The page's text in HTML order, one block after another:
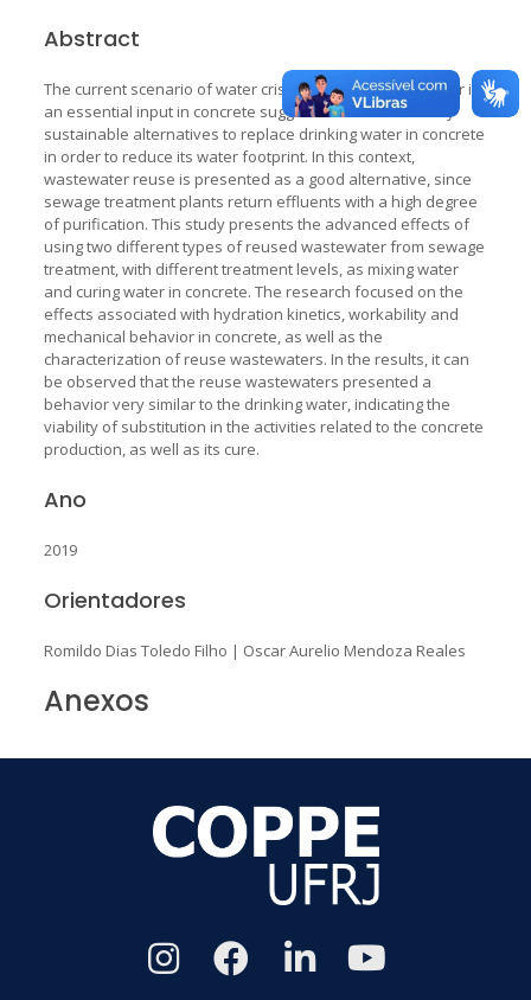
Abstract
The current scenario of water crisis and the fact that water is
an essential input in concrete suggests the need to study
sustainable alternatives to replace drinking water in concrete
in order to reduce its water footprint. In this context,
wastewater reuse is presented as a good alternative, since
sewage treatment plants return effluents with a high degree
of purification. This study presents the advanced effects of
using two different types of reused wastewater from sewage
treatment, with different treatment levels, as mixing water
and curing water in concrete. The research focused on the
effects associated with hydration kinetics, workability and
mechanical behavior in concrete, as well as the
characterization of reuse wastewaters. In the results, it can
be observed that the reuse wastewaters presented a
behavior very similar to the drinking water, indicating the
viability of substitution in the activities related to the concrete
production, as well as its cure.
Ano
2019
Orientadores
Romildo Dias Toledo Filho | Oscar Aurelio Mendoza Reales
Anexos